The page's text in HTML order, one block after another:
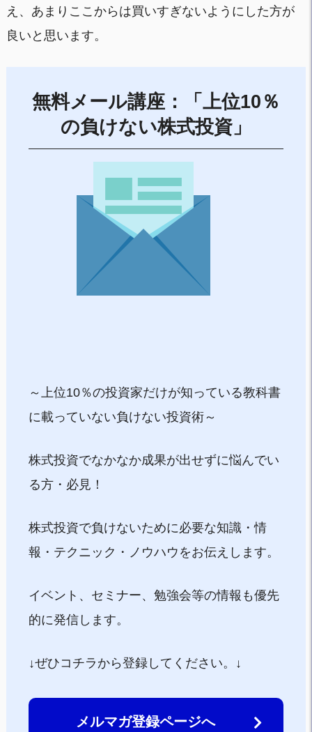
え、あまりここからは買いすぎないようにした方が
良いと思います。
無料メール講座：「上位10％
の負けない株式投資」
～上位10％の投資家だけが知っている教科書
に載っていない負けない投資術～
株式投資でなかなか成果が出せずに悩んでい
る方・必見！
株式投資で負けないために必要な知識・情
報・テクニック・ノウハウをお伝えします。
イベント、セミナー、勉強会等の情報も優先
的に発信します。
↓ぜひコチラから登録してください。↓
メルマガ登録ページへ